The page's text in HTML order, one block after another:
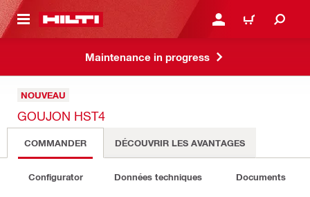
SE CONNECTER OU
PANIER
Maintenance in progress
NOUVEAU
GOUJON HST4
COMMANDER DÉCOUVRIR LES AVANTAGES
Configurator Données techniques Documents